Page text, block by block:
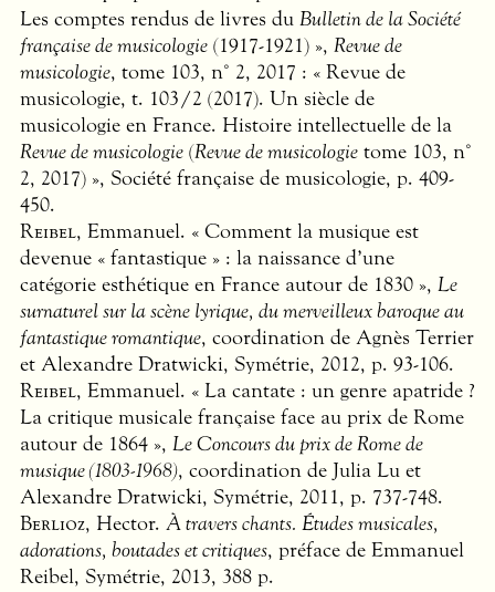
Les comptes rendus de livres du Bulletin de la Société
française de musicologie (1917-1921) », Revue de
musicologie, tome 103, n° 2, 2017 : « Revue de
musicologie, t. 103/2 (2017). Un siècle de
musicologie en France. Histoire intellectuelle de la
Revue de musicologie (Revue de musicologie tome 103, n°
2, 2017) », Société française de musicologie, p. 409-
450.
Reibel, Emmanuel. « Comment la musique est
devenue « fantastique » : la naissance d’une
catégorie esthétique en France autour de 1830 », Le
surnaturel sur la scène lyrique, du merveilleux baroque au
fantastique romantique, coordination de Agnès Terrier
et Alexandre Dratwicki, Symétrie, 2012, p. 93-106.
Reibel, Emmanuel. « La cantate : un genre apatride ?
La critique musicale française face au prix de Rome
autour de 1864 », Le Concours du prix de Rome de
musique (1803-1968), coordination de Julia Lu et
Alexandre Dratwicki, Symétrie, 2011, p. 737-748.
Berlioz, Hector. À travers chants. Études musicales,
adorations, boutades et critiques, préface de Emmanuel
Reibel, Symétrie, 2013, 388 p.